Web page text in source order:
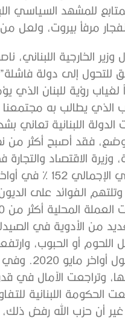
المتابع للمشهد
انفجار مرفأ بيروت،
للتحول إلى دولة
لغياب رؤية للبنان
الذي يطالب به مجتمعنا
الدولة اللبنانية
فقد أصبح أكثر من
وتلتهم الفوائد على
من الأدوية في
أكتوبر
وتراجعت الآمال في
الحكومة اللبنانية
دولار، غير أن حزب